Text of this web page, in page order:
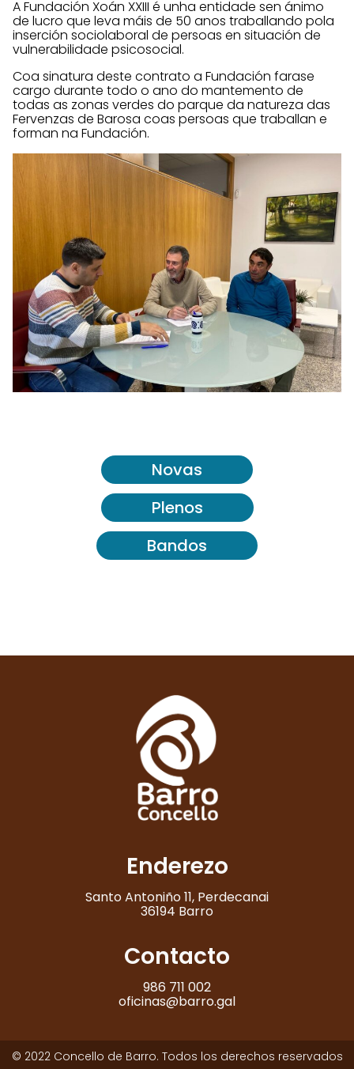
A Fundación Xoán XXIII é unha entidade sen ánimo
de lucro que leva máis de 50 anos traballando pola
inserción sociolaboral de persoas en situación de
vulnerabilidade psicosocial.
Coa sinatura deste contrato a Fundación farase
cargo durante todo o ano do mantemento de
todas as zonas verdes do parque da natureza das
Fervenzas de Barosa coas persoas que traballan e
forman na Fundación.
Novas
Plenos
Bandos
Enderezo
Santo Antoniño 11, Perdecanai
36194 Barro
Contacto
986 711 002
oficinas@barro.gal
© 2022 Concello de Barro. Todos los derechos reservados